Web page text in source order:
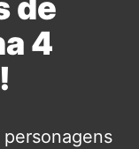
de
4